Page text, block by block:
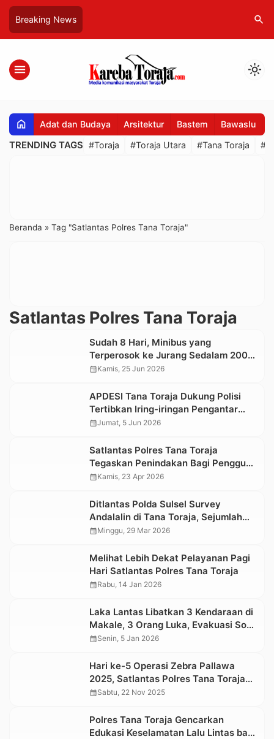
Breaking News search
menu light_mode
home Adat dan Budaya Arsitektur Bastem Bawaslu
TRENDING TAGS #Toraja #Toraja Utara #Tana Toraja
Beranda » Tag "Satlantas Polres Tana Toraja"
Satlantas Polres Tana Toraja
Sudah 8 Hari, Minibus yang
Terperosok ke Jurang Sedalam 200
Meter di Mappak Tana Toraja Belum
calendar_monthKamis, 25 Jun 2026
APDESI Tana Toraja Dukung Polisi
Tertibkan Iring-iringan Pengantar
Jenazah
calendar_monthJumat, 5 Jun 2026
Satlantas Polres Tana Toraja
Tegaskan Penindakan Bagi Pengguna
Knalpot Brong
calendar_monthKamis, 23 Apr 2026
Ditlantas Polda Sulsel Survey
Andalalin di Tana Toraja, Sejumlah
Bangunan Tak Penuhi Standar
calendar_monthMinggu, 29 Mar 2026
Melihat Lebih Dekat Pelayanan Pagi
Hari Satlantas Polres Tana Toraja
calendar_monthRabu, 14 Jan 2026
Laka Lantas Libatkan 3 Kendaraan di
Makale, 3 Orang Luka, Evakuasi Sopir
yang Terjepit Berlangsung Dramatis
calendar_monthSenin, 5 Jan 2026
Hari ke-5 Operasi Zebra Pallawa
2025, Satlantas Polres Tana Toraja
Bagi-bagi Coklat ke Pengendara
calendar_monthSabtu, 22 Nov 2025
Polres Tana Toraja Gencarkan
Edukasi Keselamatan Lalu Lintas bagi